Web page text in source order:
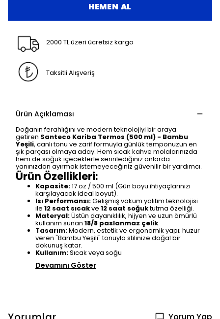
HEMEN AL
2000 TL üzeri ücretsiz kargo
Taksitli Alışveriş
Ürün Açıklaması
Doğanın ferahlığını ve modern teknolojiyi bir araya
getiren Santeco Kariba Termos (500 ml) - Bambu
Yeşili, canlı tonu ve zarif formuyla günlük temponuzun en
şık parçası olmaya aday. Hem sıcak kahve molalarınızda
hem de soğuk içeceklerle serinlediğiniz anlarda
yanınızdan ayırmak istemeyeceğiniz güvenilir bir yardımcı.
Ürün Özellikleri:
Kapasite:17 oz / 500 ml (Gün boyu ihtiyaçlarınızı
karşılayacak ideal boyut).
Isı Performansı:Gelişmiş vakum yalıtım teknolojisi
ile 12 saat sıcakve 12 saat soğuktutma özelliği.
Materyal:Üstün dayanıklılık, hijyen ve uzun ömürlü
kullanım sunan 18/8 paslanmaz çelik.
Tasarım:Modern, estetik ve ergonomik yapı; huzur
veren "Bambu Yeşili" tonuyla stilinize doğal bir
dokunuş katar.
Kullanım:Sıcak veya soğu
Devamını Göster